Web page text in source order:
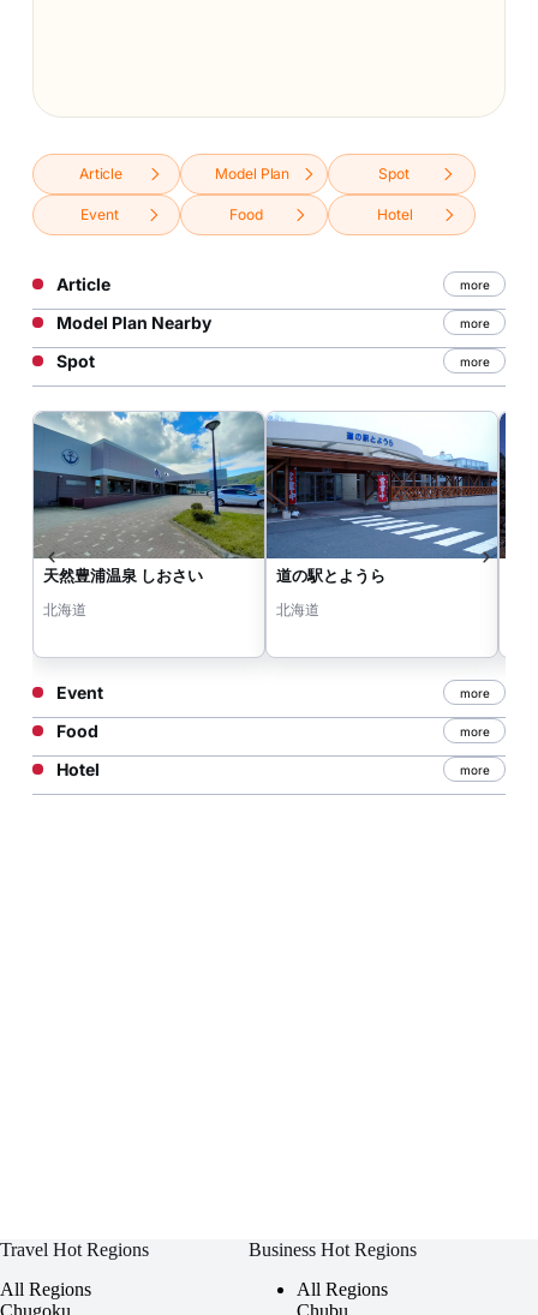
Article Model Plan Spot
Event Food Hotel
Article more
Model Plan Nearby more
Spot more
天然豊浦温泉 しおさい
北海道
道の駅とようら
北海道
Event more
Food more
Hotel more
Travel Hot Regions
All Regions
Business Hot Regions
All Regions